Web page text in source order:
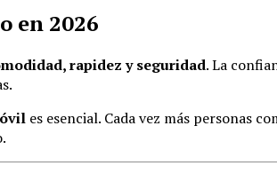
en 2026
rapidez y seguridad. La
es esencial. Cada vez más personas